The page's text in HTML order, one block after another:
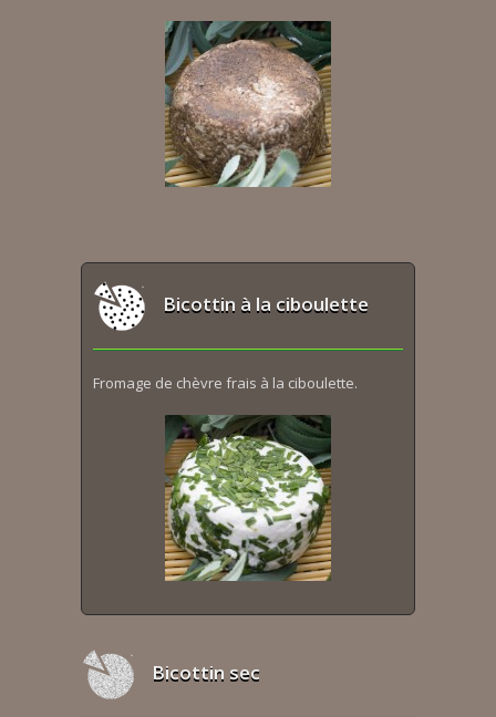
Bicottin à la ciboulette
Fromage de chèvre frais à la ciboulette.
Bicottin sec